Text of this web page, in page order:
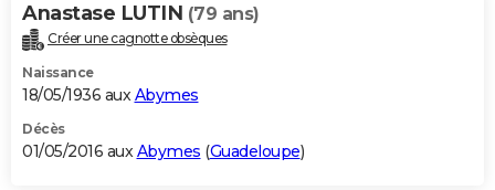
Anastase LUTIN (79 ans)
Créer une cagnotte obsèques
Naissance
18/05/1936 auxAbymes
Décès
01/05/2016 auxAbymes (Guadeloupe)